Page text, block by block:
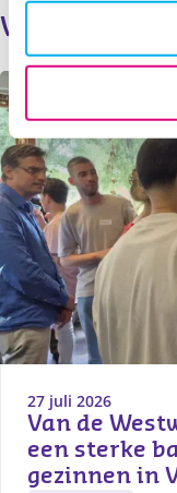
Verder lezen
27 juli 2026
Van de
een sterke
gezinnen in